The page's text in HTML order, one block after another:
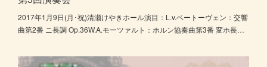
2017年1月9日(月･祝)清瀬けやきホール演目：L.v.ベートーヴェン：交響
曲第2番 ニ長調 Op.36W.A.モーツァルト：ホルン協奏曲第3番 変ホ長…